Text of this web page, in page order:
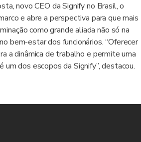
novo CEO da Signify no Brasil, o
e abre a perspectiva para que mais
como grande aliada não só na
bem-estar dos funcionários. “Oferecer
a dinâmica de trabalho e permite uma
dos escopos da Signify”, destacou.